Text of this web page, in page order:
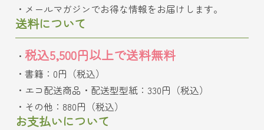
メールマガジンでお得な情報をお届けします。
送料について
税込5,500円以上で送料無料
書籍：0円（税込）
エコ配送商品・配送型型紙：330円（税込）
その他：880円（税込）
お支払いについて